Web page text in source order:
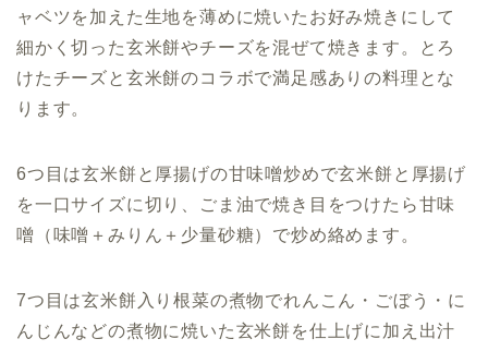
ャベツを加えた生地を薄めに焼いたお好み焼きにして
細かく切った玄米餅やチーズを混ぜて焼きます。とろ
けたチーズと玄米餅のコラボで満足感ありの料理とな
ります。
6つ目は玄米餅と厚揚げの甘味噌炒めで玄米餅と厚揚げ
を一口サイズに切り、ごま油で焼き目をつけたら甘味
噌（味噌＋みりん＋少量砂糖）で炒め絡めます。
7つ目は玄米餅入り根菜の煮物でれんこん・ごぼう・に
んじんなどの煮物に焼いた玄米餅を仕上げに加え出汁